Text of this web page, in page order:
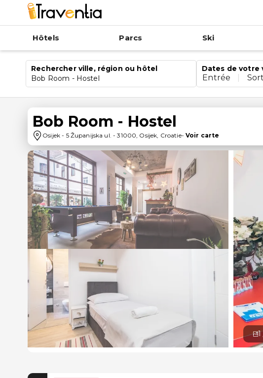
Hôtels Parcs Ski
Rechercher ville, région ou hôtel
Bob Room - Hostel
Dates de votre
Entrée
Bob Room - Hostel
Osijek - 5 Županijska ul. -31000, Osijek, Croatie-Voir carte